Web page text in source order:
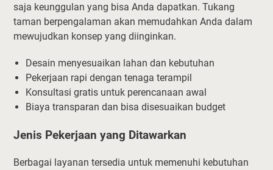
saja keunggulan yang bisa Anda dapatkan. Tukang
taman berpengalaman akan memudahkan Anda dalam
mewujudkan konsep yang diinginkan.
Desain menyesuaikan lahan dan kebutuhan
Pekerjaan rapi dengan tenaga terampil
Konsultasi gratis untuk perencanaan awal
Biaya transparan dan bisa disesuaikan budget
Jenis Pekerjaan yang Ditawarkan
Berbagai layanan tersedia untuk memenuhi kebutuhan